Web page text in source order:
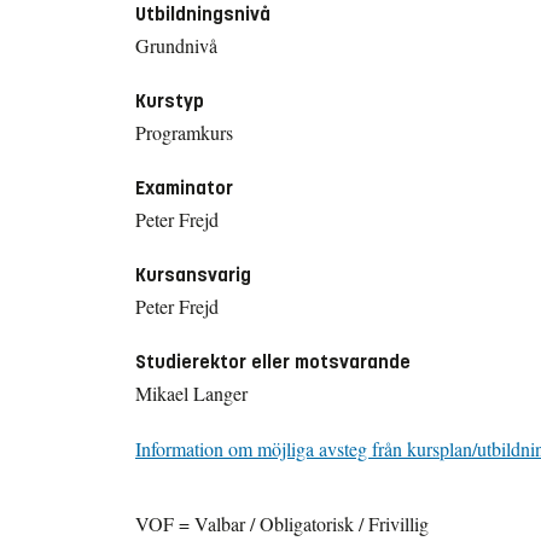
Utbildningsnivå
Grundnivå
Kurstyp
Programkurs
Examinator
Peter Frejd
Kursansvarig
Peter Frejd
Studierektor eller motsvarande
Mikael Langer
Information om möjliga avsteg från kursplan/
VOF = Valbar / Obligatorisk / Frivillig